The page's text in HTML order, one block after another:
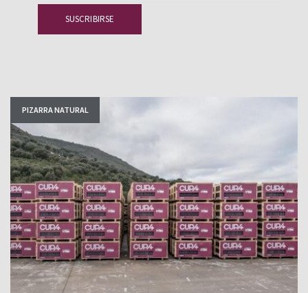
PIZARRA NATURAL